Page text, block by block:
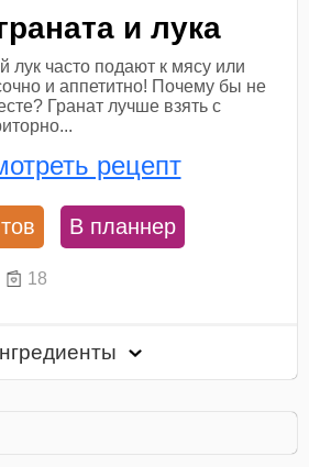
и лука
лук часто подают к мясу или
и аппетитно! Почему бы не
Гранат лучше взять с
рецепт
В планнер
18